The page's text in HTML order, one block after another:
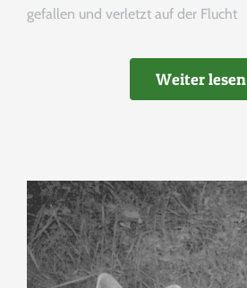
gefallen und verletzt auf der Flucht
Weiter lesen